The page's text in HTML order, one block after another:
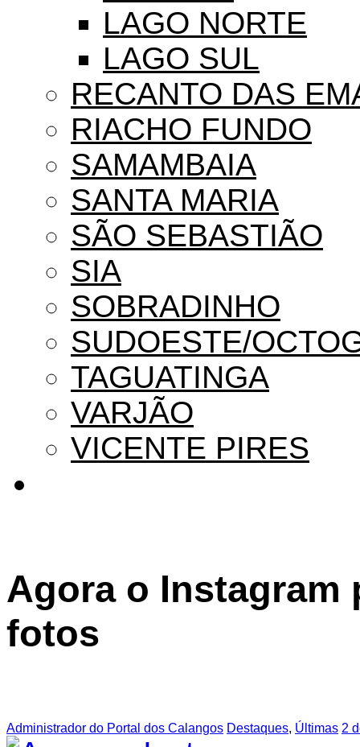
LAGO NORTE
LAGO SUL
RECANTO DAS
RIACHO FUNDO
SAMAMBAIA
SANTA MARIA
SÃO SEBASTIÃO
SIA
SOBRADINHO
SUDOESTE/
TAGUATINGA
VARJÃO
VICENTE PIRES
Agora o Instagram
fotos
Administrador do Portal dos Calangos Destaques, Últimas 2